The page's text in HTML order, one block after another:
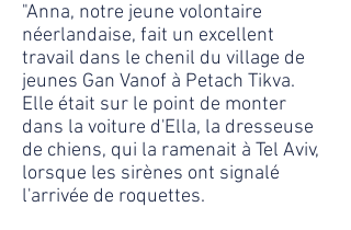
"Anna, notre jeune volontaire
néerlandaise, fait un excellent
travail dans le chenil du village de
jeunes Gan Vanof à Petach Tikva.
Elle était sur le point de monter
dans la voiture d'Ella, la dresseuse
de chiens, qui la ramenait à Tel Aviv,
lorsque les sirènes ont signalé
l'arrivée de roquettes.